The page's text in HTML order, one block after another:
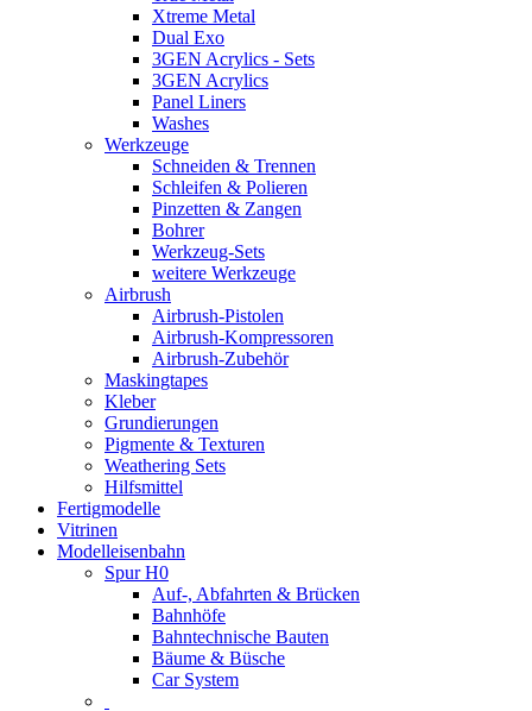
Xtreme Metal
Dual Exo
3GEN Acrylics - Sets
3GEN Acrylics
Panel Liners
Washes
Werkzeuge
Schneiden & Trennen
Schleifen & Polieren
Pinzetten & Zangen
Bohrer
Werkzeug-Sets
weitere Werkzeuge
Airbrush
Airbrush-Pistolen
Airbrush-Kompressoren
Airbrush-Zubehör
Maskingtapes
Kleber
Grundierungen
Pigmente & Texturen
Weathering Sets
Hilfsmittel
Fertigmodelle
Vitrinen
Modelleisenbahn
Spur H0
Auf-, Abfahrten & Brücken
Bahnhöfe
Bahntechnische Bauten
Bäume & Büsche
Car System